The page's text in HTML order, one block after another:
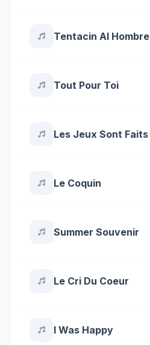
Tentacin Al Hombre
Tout Pour Toi
Les Jeux Sont Faits
Le Coquin
Summer Souvenir
Le Cri Du Coeur
I Was Happy